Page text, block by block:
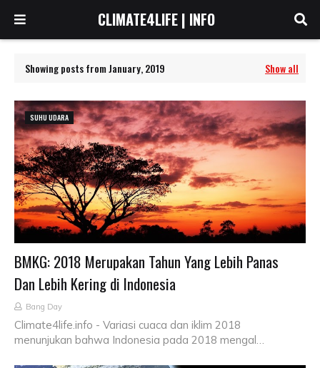
CLIMATE4LIFE | INFO
Showing posts from January, 2019 Show all
SUHU UDARA
BMKG: 2018 Merupakan Tahun Yang Lebih Panas
Dan Lebih Kering di Indonesia
Bang Day
Climate4life.info - Variasi cuaca dan iklim 2018
menunjukan bahwa Indonesia pada 2018 mengal…